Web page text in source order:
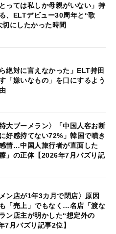
っては私しか母親がいない」持
、ELTデビュー30周年と“歌
切にしたかった時間
絶対に言えなかった」ELT持田
「嫌いなもの」を口にするよう
大ブーメラン〉「中国人客お断
好感持てない72%」韓国で噴き
情…中国人旅行者が直面した
擦」の正体【2026年7月バズり記
ン店が1年3カ月で閉店〉原因
「売上」でもなく…名店「渡な
ン店主が明かした“想定外の
7月バズり記事2位】